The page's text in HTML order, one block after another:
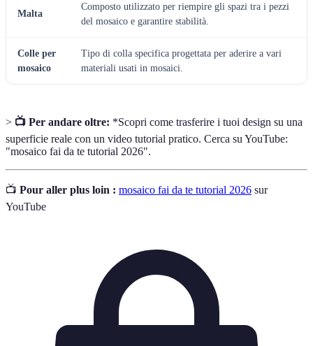
Malta
Composto utilizzato per riempire gli spazi tra i pezzi
del mosaico e garantire stabilità.
Colle per
mosaico
Tipo di colla specifica progettata per aderire a vari
materiali usati in mosaici.
> 📺 Per andare oltre: *Scopri come trasferire i tuoi design su una
superficie reale con un video tutorial pratico. Cerca su YouTube:
"mosaico fai da te tutorial 2026".
📺 Pour aller plus loin : mosaico fai da te tutorial 2026 sur
YouTube